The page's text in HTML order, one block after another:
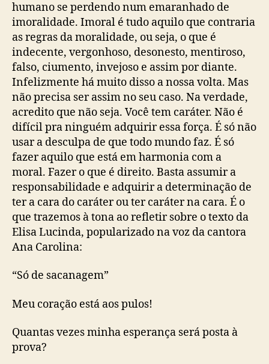
humano se perdendo num emaranhado de
imoralidade. Imoral é tudo aquilo que contraria
as regras da moralidade, ou seja, o que é
indecente, vergonhoso, desonesto, mentiroso,
falso, ciumento, invejoso e assim por diante.
Infelizmente há muito disso a nossa volta. Mas
não precisa ser assim no seu caso. Na verdade,
acredito que não seja. Você tem caráter. Não é
difícil pra ninguém adquirir essa força. É só não
usar a desculpa de que todo mundo faz. É só
fazer aquilo que está em harmonia com a
moral. Fazer o que é direito. Basta assumir a
responsabilidade e adquirir a determinação de
ter a cara do caráter ou ter caráter na cara. É o
que trazemos à tona ao refletir sobre o texto da
Elisa Lucinda, popularizado na voz da cantora
Ana Carolina:
“Só de sacanagem”
Meu coração está aos pulos!
Quantas vezes minha esperança será posta à
prova?